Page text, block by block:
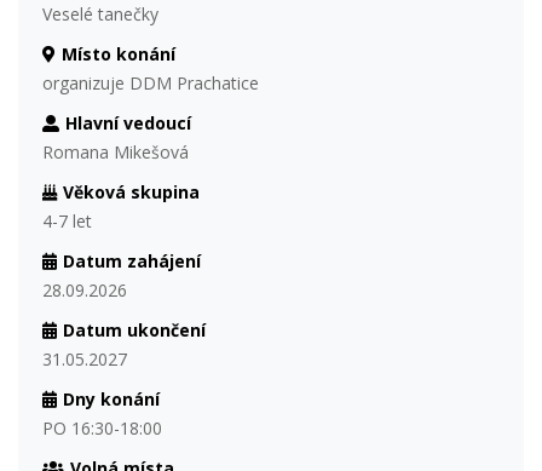
Veselé tanečky
Místo konání
organizuje DDM Prachatice
Hlavní vedoucí
Romana Mikešová
Věková skupina
4-7 let
Datum zahájení
28.09.2026
Datum ukončení
31.05.2027
Dny konání
PO 16:30-18:00